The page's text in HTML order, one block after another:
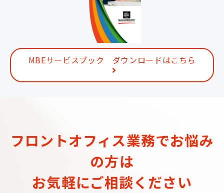
MBEサービスブック ダウンロードはこちら
フロントオフィス業務でお悩み
の方は
お気軽にご相談ください